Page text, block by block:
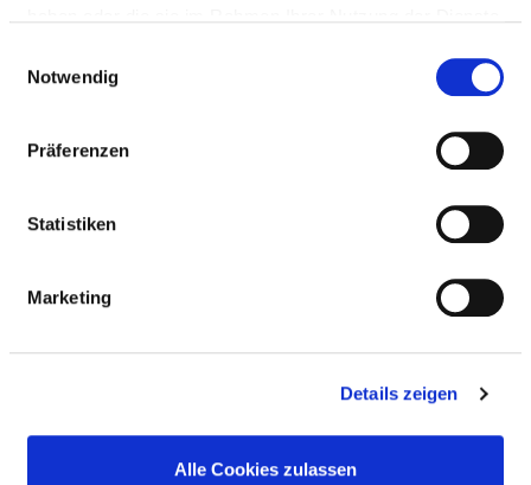
Notwendig
Präferenzen
Statistiken
Marketing
Details zeigen
Alle Cookies zulassen
Diplom-Physiker Dr. med. Kay C. Willborn
Informationen und Leistungen der
Fachabteilung
Vollstationäre Fallzahl: 204